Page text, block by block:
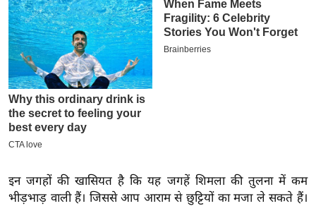
इ
म
ई
-
पे
प
र
ल
इन जगहों की खासियत है कि यह जगहें शिमला की तुलना में कम
भीड़भाड़ वाली हैं। जिससे आप आराम से छुट्टियों का मजा ले सकते हैं।